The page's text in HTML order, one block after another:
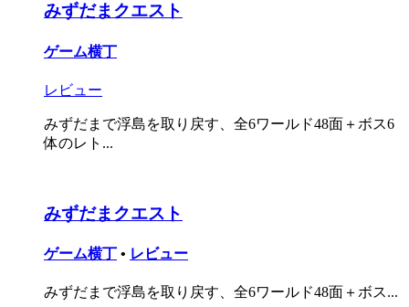
みずだまクエスト
ゲーム横丁
レビュー
みずだまで浮島を取り戻す、全6ワールド48面＋ボス6
体のレト...
みずだまクエスト
ゲーム横丁 • レビュー
みずだまで浮島を取り戻す、全6ワールド48面＋ボス...